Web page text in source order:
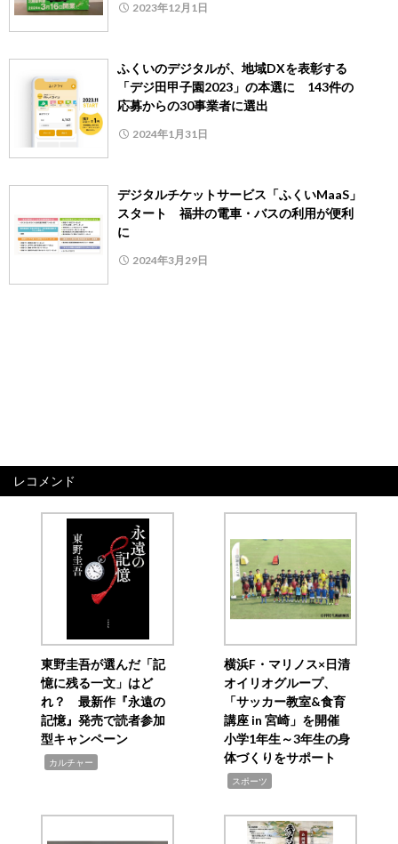
2023年12月1日
ふくいのデジタルが、地域DXを表彰する
「デジ田甲子園2023」の本選に 143件の
応募からの30事業者に選出
2024年1月31日
デジタルチケットサービス「ふくいMaaS」
スタート 福井の電車・バスの利用が便利
に
2024年3月29日
レコメンド
東野圭吾が選んだ「記
憶に残る一文」はど
れ？ 最新作『永遠の
記憶』発売で読者参加
型キャンペーン
カルチャー
横浜F・マリノス×日清
オイリオグループ、
「サッカー教室&食育
講座 in 宮崎」を開催
小学1年生～3年生の身
体づくりをサポート
スポーツ